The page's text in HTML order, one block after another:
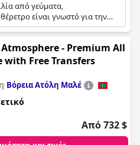
από γεύματα,
είναι γνωστό για την
στον ύφαλο του
εγκαταστάσεις,
συναρπαστική εμπειρία.
Atmosphere - Premium All
with Free Transfers
Βόρεια Ατόλη Μαλέ
Από 732 $